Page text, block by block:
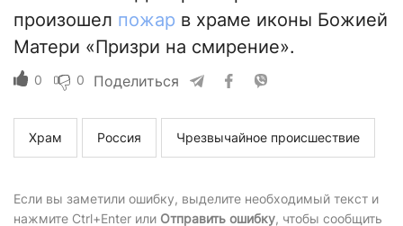
произошел пожар в храме иконы Божией
Матери «Призри на смирение».
0 0 Поделиться
Храм Россия Чрезвычайное происшествие
Если вы заметили ошибку, выделите необходимый текст и
нажмите Ctrl+Enter или Отправить ошибку, чтобы сообщить